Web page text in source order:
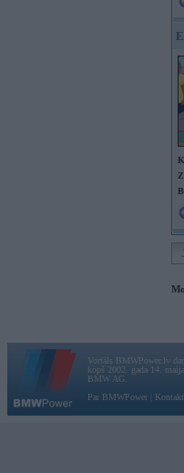
Vortāls BMWPower.lv
kopš 2002. gada 14.
BMW AG.
Par BMWPower